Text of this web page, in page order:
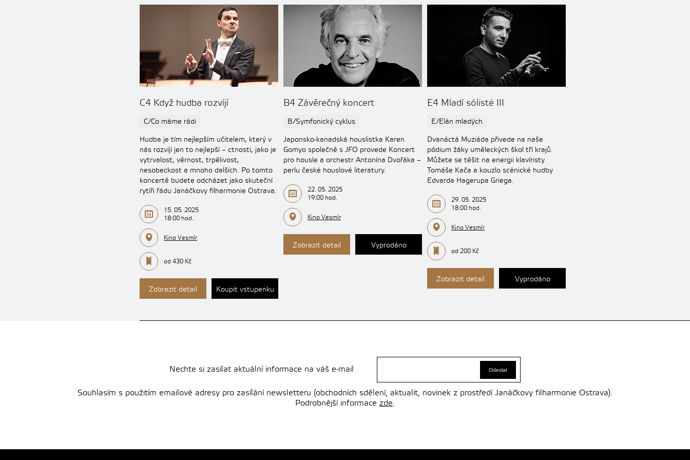
C4 Když hudba rozvíjí
C/Co máme rádi
Hudba je tím nejlepším učitelem, který v
nás rozvíjí jen to nejlepší – ctnosti, jako je
vytrvalost, věrnost, trpělivost,
nesobeckost a mnoho dalších. Po tomto
koncertě budete odcházet jako skuteční
rytíři řádu Janáčkovy filharmonie Ostrava.
15. 05. 2025
18:00 hod.
Kino Vesmír
od 430 Kč
Zobrazit detail Koupit vstupenku
B4 Závěrečný koncert
B/Symfonický cyklus
Japonsko-kanadská houslistka Karen
Gomyo společně s JFO provede Koncert
pro housle a orchestr Antonína Dvořáka –
perlu české houslové literatury.
22. 05. 2025
19:00 hod.
Kino Vesmír
Zobrazit detail Vyprodáno
E4 Mladí sólisté III
E/Elán mladých
Dvanáctá Muziáda přivede na naše
pódium žáky uměleckých škol tří krajů.
Můžete se těšit na energii klavíristy
Tomáše Kača a kouzlo scénické hudby
Edvarda Hagerupa Griega.
29. 05. 2025
18:00 hod.
Kino Vesmír
od 200 Kč
Zobrazit detail Vyprodáno
Nechte si zasílat aktuální informace na váš e-mail
Souhlasím s použitím emailové adresy pro zasílání newsletteru (obchodních sdělení, aktualit, novinek z prostředí Janáčkovy filharmonie Ostrava).
Podrobnější informace zde.